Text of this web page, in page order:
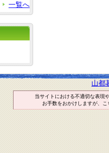
一覧へ
山都
当サイトにおける不適切な表現
お手数をおかけしますが、こ